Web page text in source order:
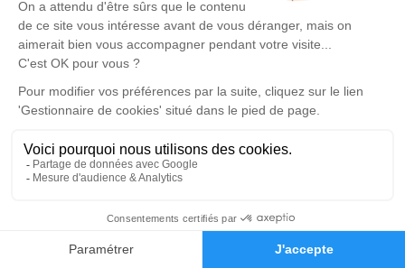
Faire-part Hommages
DHENNIN.
Un service de plantation d’arbre hommage est
disponible ici.
Je rends hommage
Cérémonie religieuse
Église Saint Christophe de Phalempin
59133 Phalempin